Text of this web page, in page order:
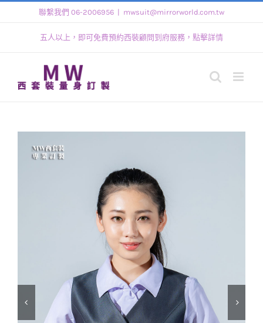
聯繫我們 06-2006956 mwsuit@mirrorworld.com.tw
五人以上，即可免費預約西裝顧問到府服務，點擊詳情